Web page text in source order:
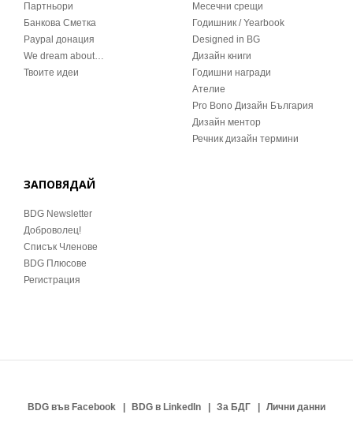
Партньори
Банкова Сметка
Paypal донация
We dream about…
Твоите идеи
Месечни срещи
Годишник / Yearbook
Designed in BG
Дизайн книги
Годишни награди
Ателие
Pro Bono Дизайн България
Дизайн ментор
Речник дизайн термини
ЗАПОВЯДАЙ
BDG Newsletter
Доброволец!
Списък Членове
BDG Плюсове
Регистрация
BDG във Facebook BDG в LinkedIn За БДГ Лични данни